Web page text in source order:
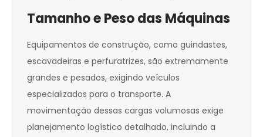
Tamanho e Peso das Máquinas
Equipamentos de construção, como guindastes,
escavadeiras e perfuratrizes, são extremamente
grandes e pesados, exigindo veículos
especializados para o transporte. A
movimentação dessas cargas volumosas exige
planejamento logístico detalhado, incluindo a